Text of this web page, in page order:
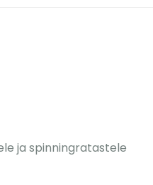
ja spinningratastele